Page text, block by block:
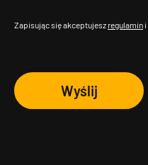
Zapisując się akceptujesz regulamin i
Wyślij